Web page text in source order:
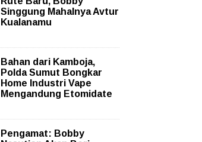
Singgung Mahalnya Avtur
Kualanamu
Bahan dari Kamboja,
Polda Sumut Bongkar
Home Industri Vape
Mengandung Etomidate
Pengamat: Bobby